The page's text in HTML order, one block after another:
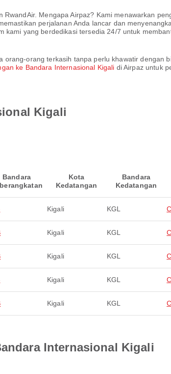
Mengapa Airpaz? Kami menawarkan
perjalanan Anda lancar dan
kami yang berdedikasi tersedia 24/7 untuk
orang terkasih tanpa perlu khawatir dengan
ke Bandara Internasional Kigali di Airpaz untuk
Kigali
Bandara
Kota
Kedatangan
Bandara
Kedatangan
Kigali KGL
Kigali KGL
Kigali KGL
Kigali KGL
Kigali KGL
Internasional Kigali